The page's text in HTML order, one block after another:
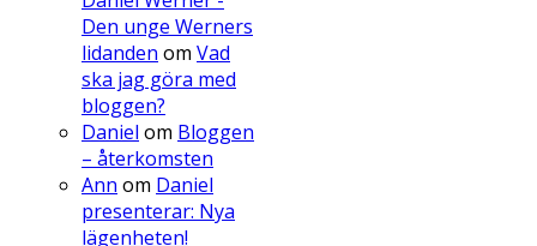
Den unge Werners
lidanden om Vad
ska jag göra med
bloggen?
Daniel om Bloggen
– återkomsten
Ann om Daniel
presenterar: Nya
lägenheten!